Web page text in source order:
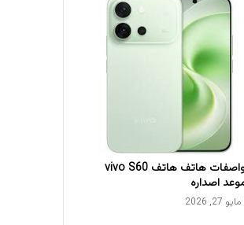
مواصفات هاتف هاتف vivo S60
اصداره
مايو 27, 2026